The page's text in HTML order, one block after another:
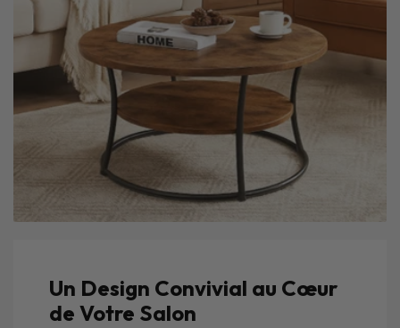
Un Design Convivial au Cœur
de Votre Salon